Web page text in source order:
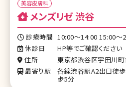
美容皮膚科
メンズリゼ 渋谷
診療時間 10:00～14:00 15:00〜
休診日
HP等でご確認ください
住所
東京都渋谷区宇田川
最寄り駅
各線渋谷駅A2出口徒
歩5分